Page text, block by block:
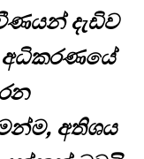
දැඩිව
අධිකරණයේ
අතිශය